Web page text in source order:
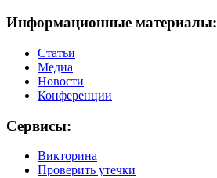
Информационные материалы:
Статьи
Медиа
Новости
Конференции
Сервисы:
Викторина
Проверить утечки